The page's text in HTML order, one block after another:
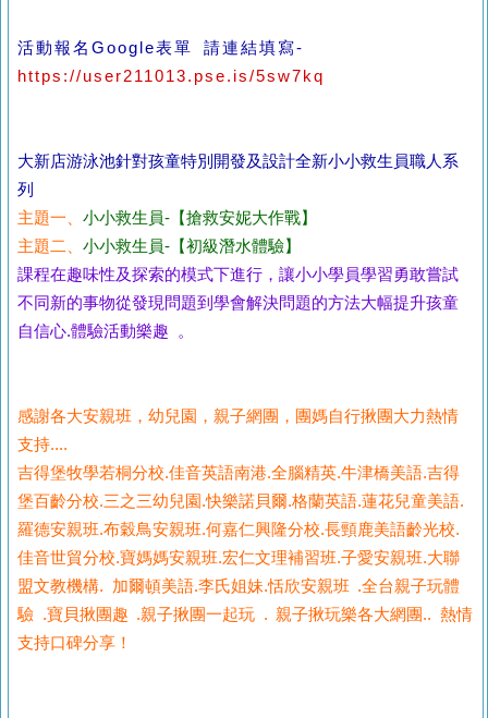
活動報名Google表單 請連結填寫-
https://user211013.pse.is/5sw7kq
大新店游泳池針對孩童特別開發及設計全新小小救生員職人系
列
主題一、 小小救生員-【搶救安妮大作戰】
主題二、 小小救生員-【初級潛水體驗】
課程在趣味性及探索的模式下進行，讓小小學員學習勇敢嘗試
不同新的事物從發現問題到學會解決問題的方法大幅提升孩童
自信心.體驗活動樂趣 。
感謝各大安親班，幼兒園，親子網團，團媽自行揪團大力熱情
支持....
吉得堡牧學若桐分校.佳音英語南港.全腦精英.牛津橋美語.吉得
堡百齡分校.三之三幼兒園.快樂諾貝爾.格蘭英語.蓮花兒童美語.
羅德安親班.布穀鳥安親班.何嘉仁興隆分校.長頸鹿美語齡光校.
佳音世貿分校.寶媽媽安親班.宏仁文理補習班.子愛安親班.大聯
盟文教機構. 加爾頓美語.李氏姐妹.恬欣安親班 .全台親子玩體
驗 .寶貝揪團趣 .親子揪團一起玩 . 親子揪玩樂各大網團.. 熱情
支持口碑分享！